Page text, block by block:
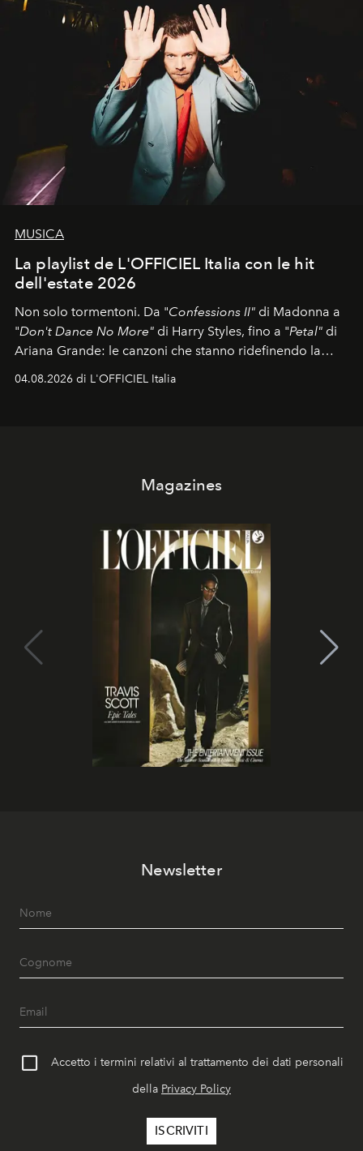
MUSICA
La playlist de L'OFFICIEL Italia con le hit
dell'estate 2026
Non solo tormentoni. Da "Confessions II" di Madonna a
"Don't Dance No More" di Harry Styles, fino a "Petal" di
Ariana Grande: le canzoni che stanno ridefinendo la
04.08.2026 di L'OFFICIEL Italia
Magazines
Newsletter
Accetto i termini relativi al trattamento dei dati personali
della Privacy Policy